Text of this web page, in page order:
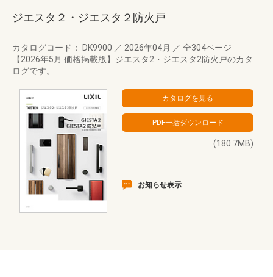
ジエスタ２・ジエスタ２防火戸
カタログコード： DK9900 ／ 2026年04月 ／ 全304ページ
【2026年5月 価格掲載版】ジエスタ2・ジエスタ2防火戸のカタ
ログです。
(180.7MB)
お知らせ表示